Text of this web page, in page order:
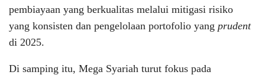
pembiayaan yang berkualitas melalui mitigasi risiko
yang konsisten dan pengelolaan portofolio yang prudent
di 2025.
Di samping itu, Mega Syariah turut fokus pada